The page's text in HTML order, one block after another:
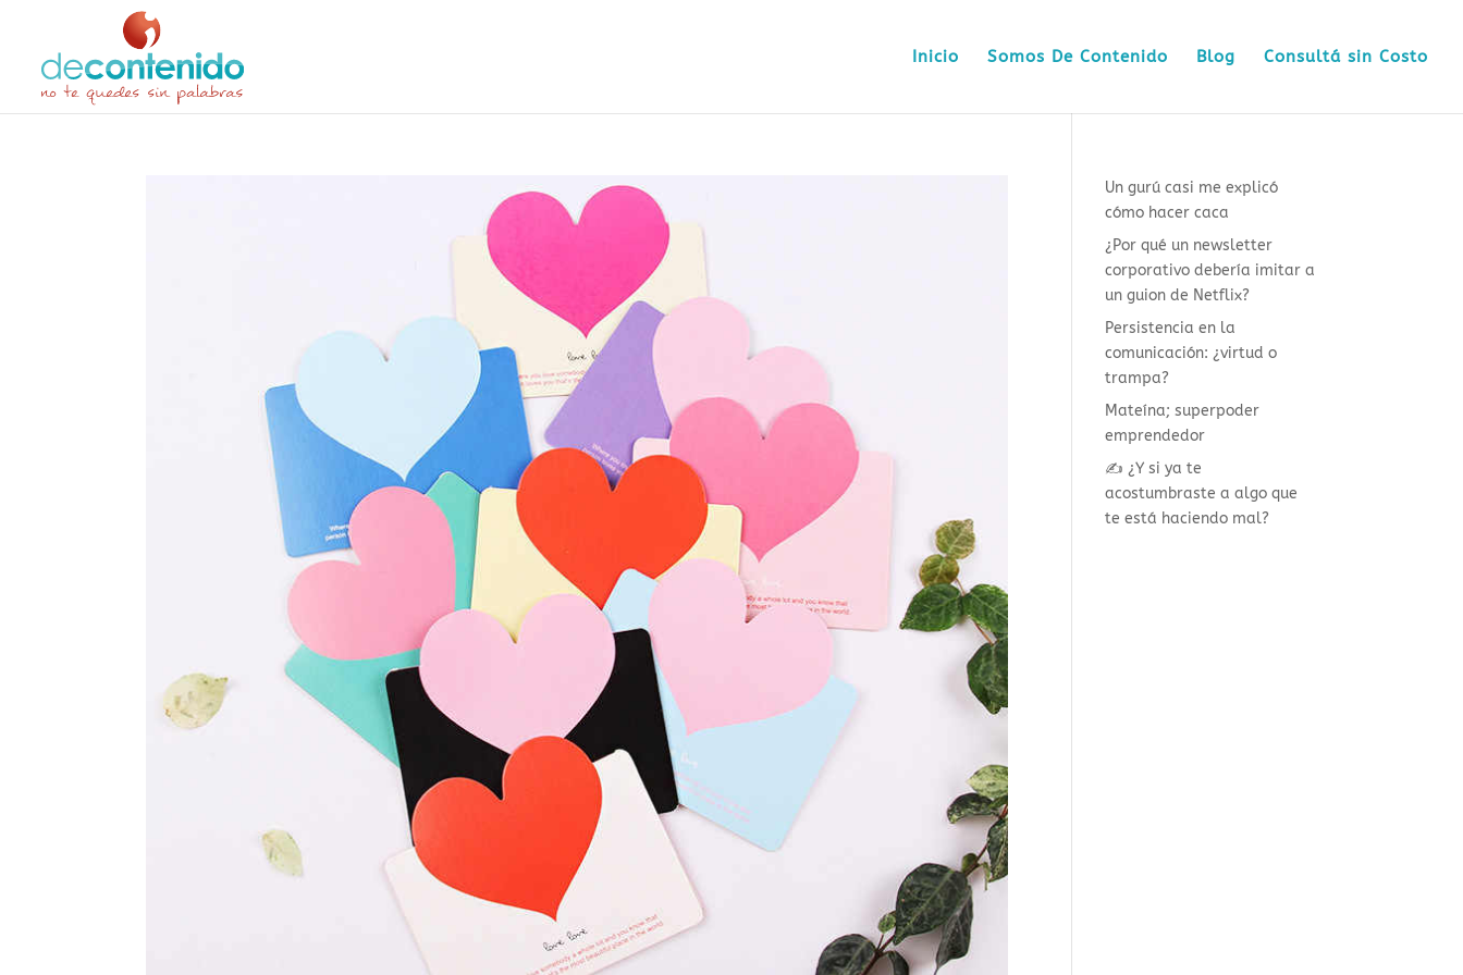
Inicio Somos De Contenido Blog Consultá sin Costo
Un gurú casi me explicó
cómo hacer caca
¿Por qué un newsletter
corporativo debería imitar a
un guion de Netflix?
Persistencia en la
comunicación: ¿virtud o
trampa?
Mateína; superpoder
emprendedor
✍️ ¿Y si ya te
acostumbraste a algo que
te está haciendo mal?